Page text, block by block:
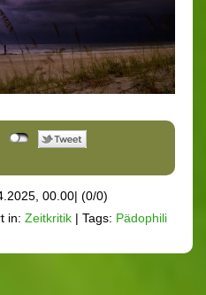
00.00| (0/0)
in: Zeitkritik | Tags: Pädophili